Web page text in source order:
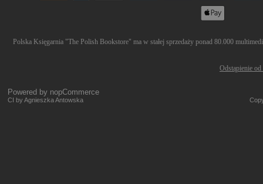
Polska Księgarnia "The Polish Bookstore" ma w stałej sprzedaży ponad 80.000
Odstąpienie
Powered by nopCommerce
CI by Agnieszka Antowska